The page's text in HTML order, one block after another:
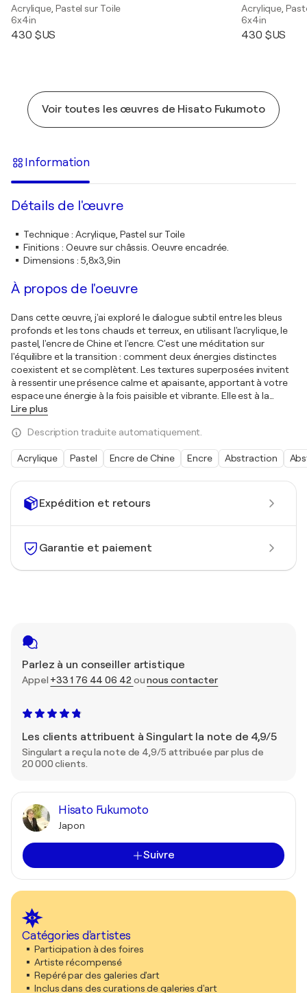
Expédition et retours
Garantie et paiement
Parlez à un conseiller artistique
Appel +33 1 76 44 06 42 ounous contacter
Les clients attribuent à Singulart la note de 4,9/5
Singulart a reçu la note de 4,9/5 attribuée par plus de
20 000 clients.
Hisato Fukumoto
Japon
Suivre
Catégories d'artistes
Participation à des foires
Artiste récompensé
Repéré par des galeries d'art
Inclus dans des curations de galeries d'art
Acrylique, Pastel sur Toile
6x4in
430 $US
Acrylique,
6x4in
430 $US
Voir toutes les œuvres de Hisato Fukumoto
Information
Détails de l'œuvre
Technique: Acrylique, Pastel sur Toile
Finitions : Oeuvre sur châssis. Oeuvre encadrée.
Dimensions : 5,8x3,9in
À propos de l'oeuvre
Dans cette œuvre, j'ai exploré le dialogue subtil entre les bleus
profonds et les tons chauds et terreux, en utilisant l'acrylique, le
pastel, l'encre de Chine et l'encre. C'est une méditation sur
l'équilibre et la transition : comment deux énergies distinctes
coexistent et se complètent. Les textures superposées invitent
à ressentir une présence calme et apaisante, apportant à votre
espace une énergie à la fois paisible et vibrante. Elle est à la
Lire plus
Description traduite automatiquement.
Acrylique Pastel Encre de Chine Encre Abstraction